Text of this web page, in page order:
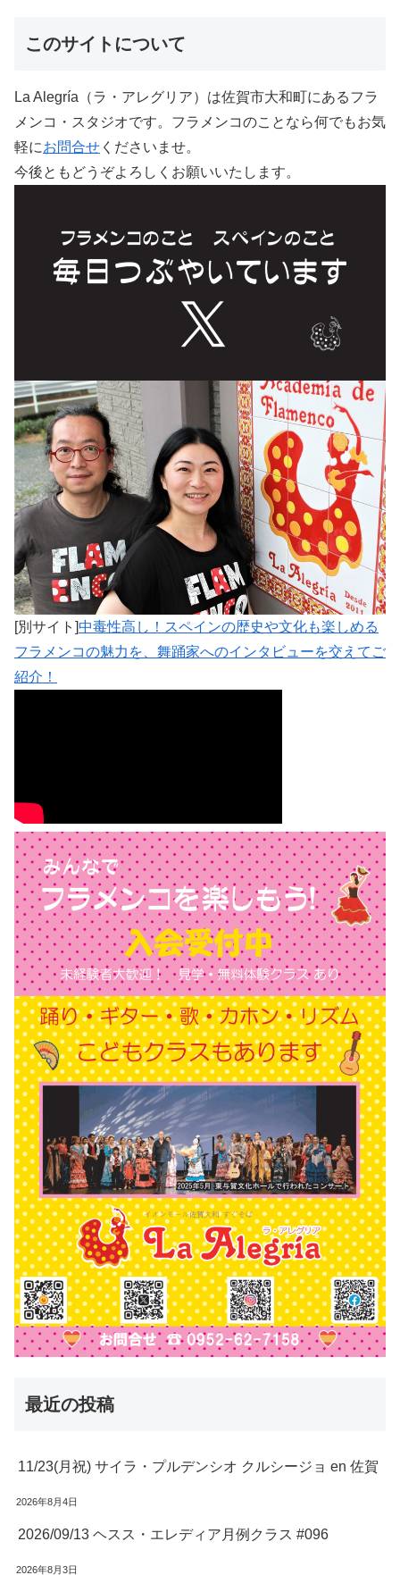
このサイトについて
La Alegría（ラ・アレグリア）は佐賀市大和町にあるフラ
メンコ・スタジオです。フラメンコのことなら何でもお気
軽にお問合せ くださいませ。
今後ともどうぞよろしくお願いいたします。
[別サイト]中毒性高し！スペインの歴史や文化も楽しめる
フラメンコの魅力を、舞踊家へのインタビューを交えてご
紹介！
最近の投稿
11/23(月祝) サイラ・プルデンシオ クルシージョ en 佐賀
2026年8月4日
2026/09/13 ヘスス・エレディア月例クラス #096
2026年8月3日